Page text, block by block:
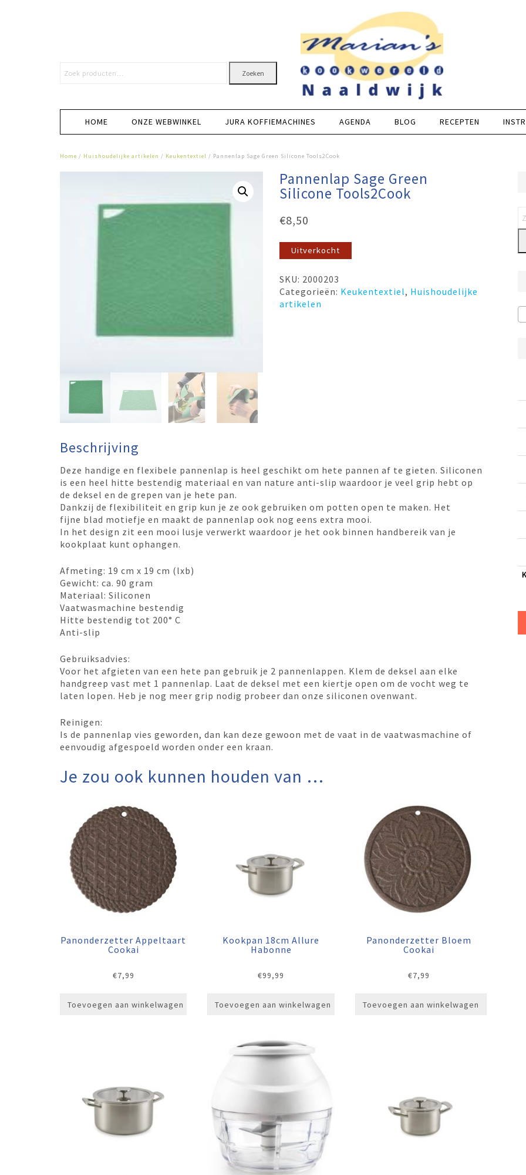
Zoeken
HOME ONZE WEBWINKEL JURA KOFFIEMACHINES AGENDA BLOG RECEPTEN
Home / Huishoudelijke artikelen / Keukentextiel / Pannenlap Sage Green Silicone Tools2Cook
Pannenlap Sage Green
Silicone Tools2Cook
€8,50
Uitverkocht
SKU: 2000203
Categorieën: Keukentextiel, Huishoudelijke
artikelen
Beschrijving
Deze handige en flexibele pannenlap is heel geschikt om hete pannen af te gieten. Siliconen
is een heel hitte bestendig materiaal en van nature anti-slip waardoor je veel grip hebt op
de deksel en de grepen van je hete pan.
Dankzij de flexibiliteit en grip kun je ze ook gebruiken om potten open te maken. Het
fijne blad motiefje en maakt de pannenlap ook nog eens extra mooi.
In het design zit een mooi lusje verwerkt waardoor je het ook binnen handbereik van je
kookplaat kunt ophangen.
Afmeting: 19 cm x 19 cm (lxb)
Gewicht: ca. 90 gram
Materiaal: Siliconen
Vaatwasmachine bestendig
Hitte bestendig tot 200° C
Anti-slip
Gebruiksadvies:
Voor het afgieten van een hete pan gebruik je 2 pannenlappen. Klem de deksel aan elke
handgreep vast met 1 pannenlap. Laat de deksel met een kiertje open om de vocht weg te
laten lopen. Heb je nog meer grip nodig probeer dan onze siliconen ovenwant.
Reinigen:
Is de pannenlap vies geworden, dan kan deze gewoon met de vaat in de vaatwasmachine of
eenvoudig afgespoeld worden onder een kraan.
Je zou ook kunnen houden van …
Panonderzetter Appeltaart
Cookai
€7,99
Toevoegen aan winkelwagen
Kookpan 18cm Allure
Habonne
€99,99
Toevoegen aan winkelwagen
Panonderzetter Bloem
Cookai
€7,99
Toevoegen aan winkelwagen